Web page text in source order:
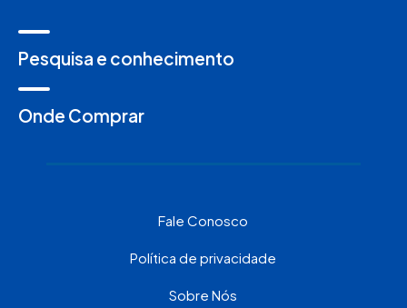
Pesquisa e conhecimento
Onde Comprar
Fale Conosco
Política de privacidade
Sobre Nós